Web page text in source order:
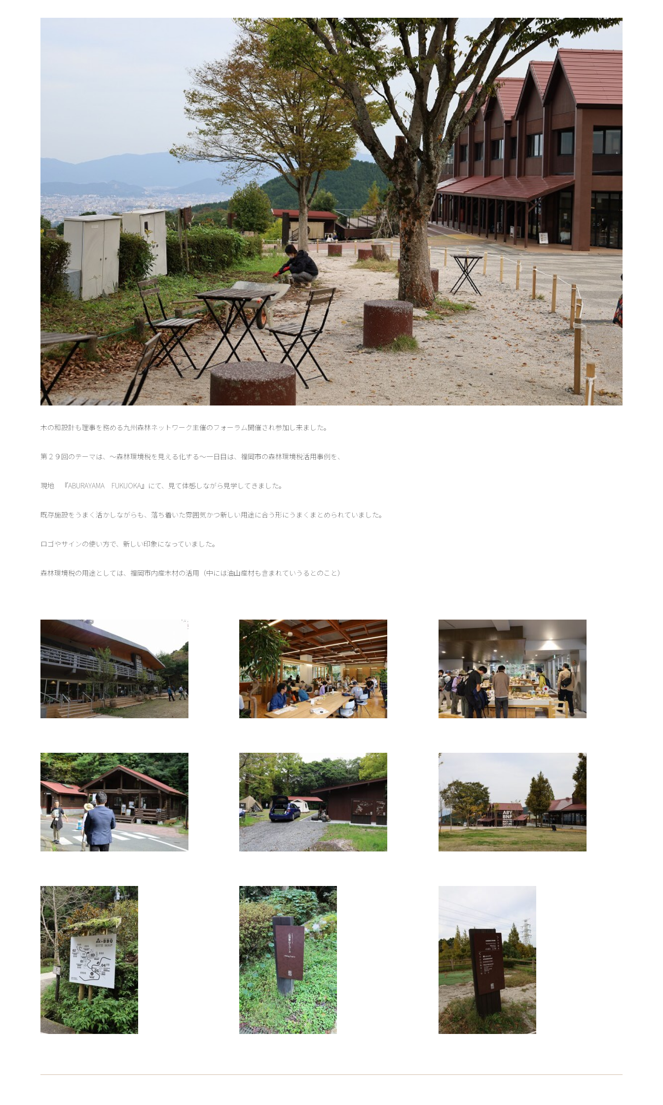
木の和設計も理事を務める九州森林ネットワーク主催のフォーラム開催され参加し来ました。
第２９回のテーマは、～森林環境税を見える化する～一日目は、福岡市の森林環境税活用事例を、
現地 『ABURAYAMA FUKUOKA』にて、見て体感しながら見学してきました。
既存施設をうまく活かしながらも、落ち着いた雰囲気かつ新しい用途に合う形にうまくまとめられていました。
ロゴやサインの使い方で、新しい印象になっていました。
森林環境税の用途としては、福岡市内産木材の活用（中には油山産材も含まれていうるとのこと）